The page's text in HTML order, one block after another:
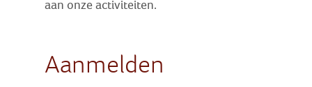
aan onze activiteiten.
Aanmelden